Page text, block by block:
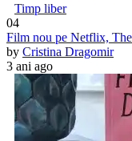
Timp liber
04
Film nou pe Netflix,
by Cristina Dragomir
3 ani ago